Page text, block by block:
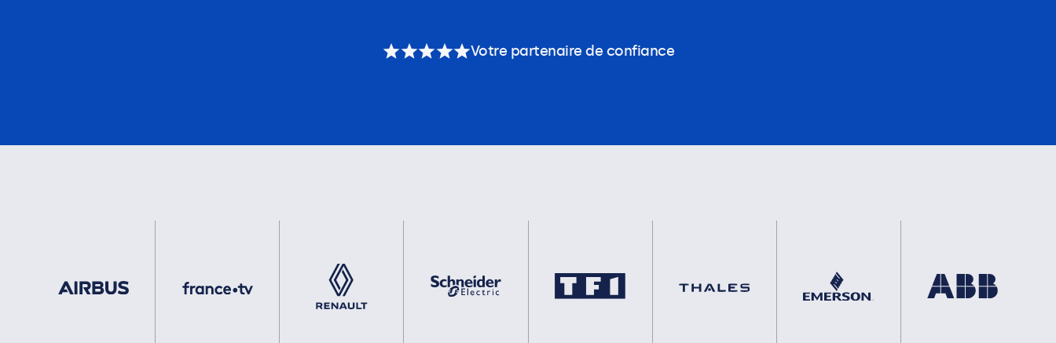
Votre partenaire de confiance